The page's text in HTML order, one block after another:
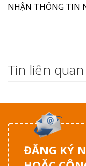
NHẬN THÔNG TIN
Tin liên quan
ĐĂNG KÝ